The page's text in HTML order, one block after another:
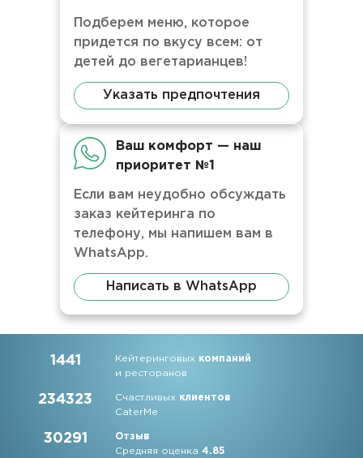
Подберем меню, которое
придется по вкусу всем: от
детей до вегетарианцев!
Указать предпочтения
Ваш комфорт — наш
приоритет №1
Если вам неудобно обсуждать
заказ кейтеринга по
телефону, мы напишем вам в
WhatsApp.
Написать в WhatsApp
1441 Кейтеринговых компаний
и ресторанов
234323 Счастливых клиентов
CaterMe
30291
Отзыв
Средняя оценка4.85